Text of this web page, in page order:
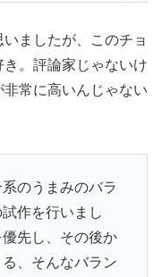
ましたが、このチョ
。評論家じゃないけ
常に高いんじゃない
のうまみのバラ
作を行いまし
先し、その後か
、そんなバラン